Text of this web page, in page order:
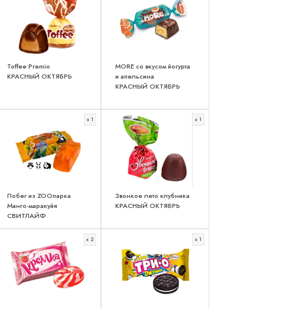
Toffee Premio
КРАСНЫЙ ОКТЯБРЬ
MORE со вкусом йогурта
и апельсина
КРАСНЫЙ ОКТЯБРЬ
x 1
Побег из ZOOпарка
Манго-маракуйя
СВИТЛАЙФ
x 1
Звонкое лето клубника
КРАСНЫЙ ОКТЯБРЬ
x 2 x 1